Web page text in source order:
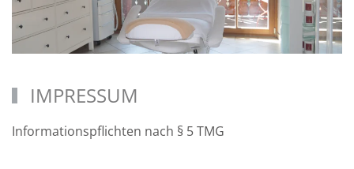
IMPRESSUM
Informationspflichten nach § 5 TMG